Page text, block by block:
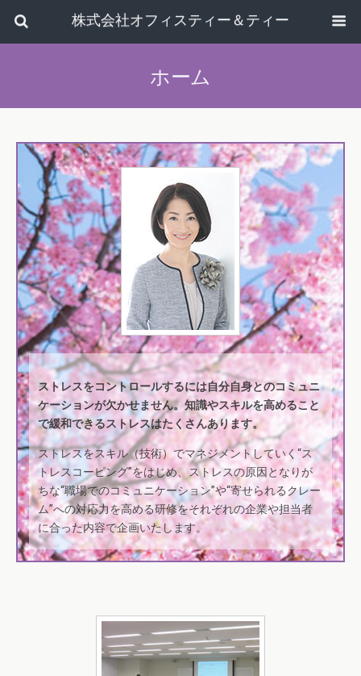
株式会社オフィスティー＆ティー
ホーム
ストレスをコントロールするには自分自身とのコミュニ
ケーションが欠かせません。知識やスキルを高めること
で緩和できるストレスはたくさんあります。
ストレスをスキル（技術）でマネジメントしていく“ス
トレスコーピング”をはじめ、ストレスの原因となりが
ちな“職場でのコミュニケーション”や“寄せられるクレー
ム”への対応力を高める研修をそれぞれの企業や担当者
に合った内容で企画いたします。